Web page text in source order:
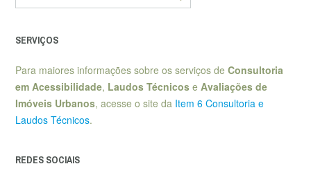
SERVIÇOS
Para maiores informações sobre os serviços de Consultoria
em Acessibilidade, Laudos Técnicos e Avaliações de
Imóveis Urbanos, acesse o site da Item 6 Consultoria e
Laudos Técnicos.
REDES SOCIAIS